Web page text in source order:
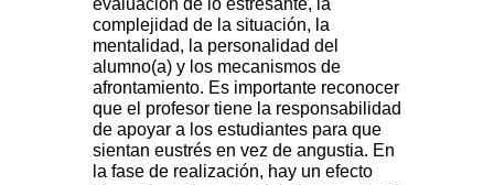
evaluación de lo estresante, la
complejidad de la situación, la
mentalidad, la personalidad del
alumno(a) y los mecanismos de
afrontamiento. Es importante reconocer
que el profesor tiene la responsabilidad
de apoyar a los estudiantes para que
sientan eustrés en vez de angustia. En
la fase de realización, hay un efecto